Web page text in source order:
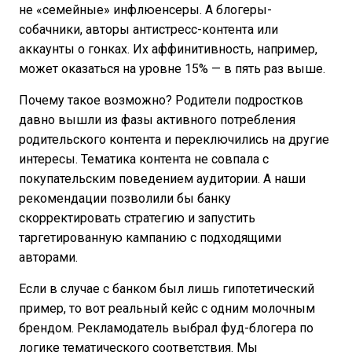
не «семейные» инфлюенсеры. А блогеры-
собачники, авторы антистресс-контента или
аккаунты о гонках. Их аффинитивность, например,
может оказаться на уровне 15% — в пять раз выше.
Почему такое возможно? Родители подростков
давно вышли из фазы активного потребления
родительского контента и переключились на другие
интересы. Тематика контента не совпала с
покупательским поведением аудитории. А наши
рекомендации позволили бы банку
скорректировать стратегию и запустить
таргетированную кампанию с подходящими
авторами.
Если в случае с банком был лишь гипотетический
пример, то вот реальный кейс с одним молочным
брендом. Рекламодатель выбрал фуд-блогера по
логике тематического соответствия. Мы